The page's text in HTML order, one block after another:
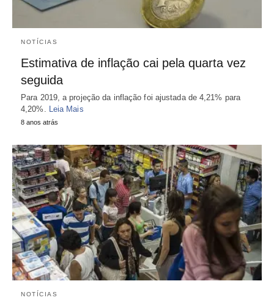
NOTÍCIAS
Estimativa de inflação cai pela quarta vez
seguida
Para 2019, a projeção da inflação foi ajustada de 4,21% para
4,20%. Leia Mais
8 anos atrás
NOTÍCIAS